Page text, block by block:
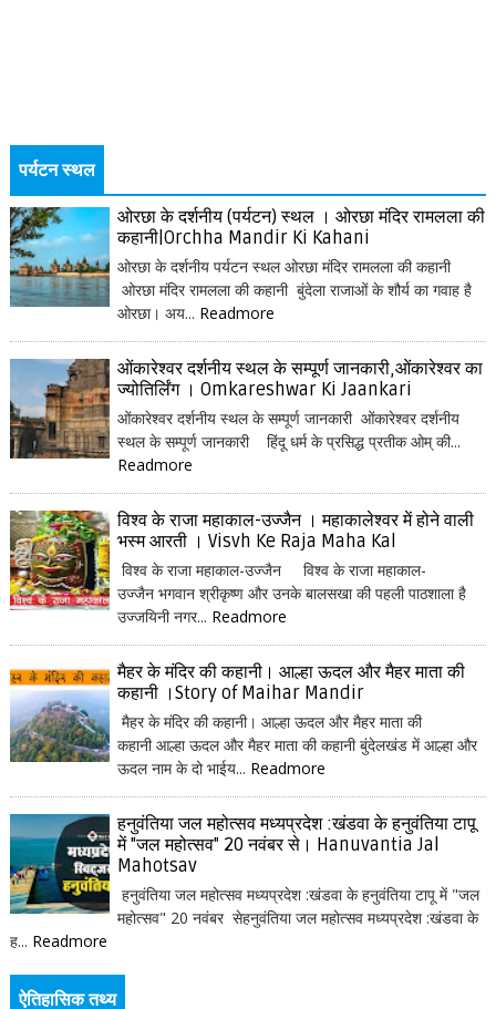
पर्यटन स्थल
ओरछा के दर्शनीय (पर्यटन) स्थल । ओरछा मंदिर रामलला की
कहानी|Orchha Mandir Ki Kahani
ओरछा के दर्शनीय पर्यटन स्थल ओरछा मंदिर रामलला की कहानी
ओरछा मंदिर रामलला की कहानी बुंदेला राजाओं के शौर्य का गवाह है
ओरछा। अय... Readmore
ओंकारेश्वर दर्शनीय स्थल के सम्पूर्ण जानकारी,ओंकारेश्वर का
ज्योतिर्लिंग । Omkareshwar Ki Jaankari
ओंकारेश्वर दर्शनीय स्थल के सम्पूर्ण जानकारी ओंकारेश्वर दर्शनीय
स्थल के सम्पूर्ण जानकारी हिंदू धर्म के प्रसिद्ध प्रतीक ओम् की...
Readmore
विश्व के राजा महाकाल-उज्जैन । महाकालेश्वर में होने वाली
भस्म आरती । Visvh Ke Raja Maha Kal
विश्व के राजा महाकाल-उज्जैन विश्व के राजा महाकाल-
उज्जैन भगवान श्रीकृष्ण और उनके बालसखा की पहली पाठशाला है
उज्जयिनी नगर... Readmore
मैहर के मंदिर की कहानी। आल्हा ऊदल और मैहर माता की
कहानी ।Story of Maihar Mandir
मैहर के मंदिर की कहानी। आल्हा ऊदल और मैहर माता की
कहानी आल्हा ऊदल और मैहर माता की कहानी बुंदेलखंड में आल्हा और
ऊदल नाम के दो भाईय... Readmore
हनुवंतिया जल महोत्सव मध्यप्रदेश :खंडवा के हनुवंतिया टापू
में "जल महोत्सव" 20 नवंबर से। Hanuvantia Jal
Mahotsav
हनुवंतिया जल महोत्सव मध्यप्रदेश :खंडवा के हनुवंतिया टापू में "जल
महोत्सव" 20 नवंबर सेहनुवंतिया जल महोत्सव मध्यप्रदेश :खंडवा के
ह... Readmore
ऐतिहासिक तथ्य